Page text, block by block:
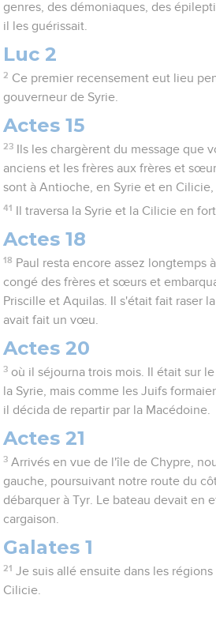
genres, des démoniaques, des
il les guérissait.
Luc 2
2 Ce premier recensement eut lieu
gouverneur de Syrie.
Actes 15
23
Ils les chargèrent du message que
anciens et les frères aux frères et
sont à Antioche, en Syrie et en Cilicie,
41 Il traversa la Syrie et la Cilicie en
Actes 18
18 Paul resta encore assez longtemps
congé des frères et sœurs et
Priscille et Aquilas. Il s'était fait raser
avait fait un vœu.
Actes 20
3 où il séjourna trois mois. Il était sur
la Syrie, mais comme les Juifs
il décida de repartir par la Macédoine.
Actes 21
3 Arrivés en vue de l'île de Chypre,
gauche, poursuivant notre route du
débarquer à Tyr. Le bateau devait en
cargaison.
Galates 1
21 Je suis allé ensuite dans les
Cilicie.